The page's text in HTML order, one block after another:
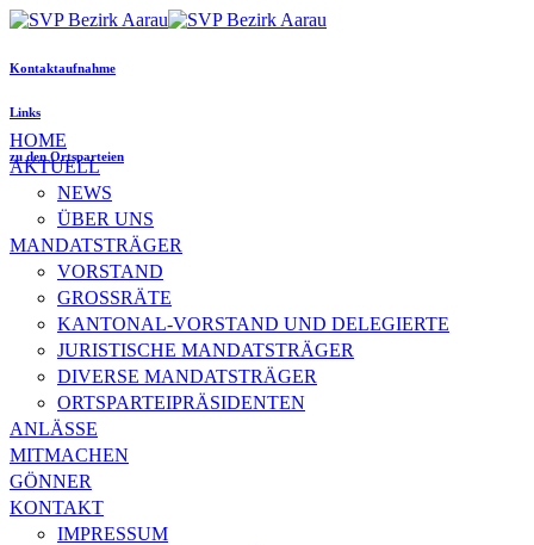
Kontaktaufnahme
Links
zu den Ortsparteien
HOME
AKTUELL
NEWS
ÜBER UNS
MANDATSTRÄGER
VORSTAND
GROSSRÄTE
KANTONAL-VORSTAND UND DELEGIERTE
JURISTISCHE MANDATSTRÄGER
DIVERSE MANDATSTRÄGER
ORTSPARTEIPRÄSIDENTEN
ANLÄSSE
MITMACHEN
GÖNNER
KONTAKT
IMPRESSUM